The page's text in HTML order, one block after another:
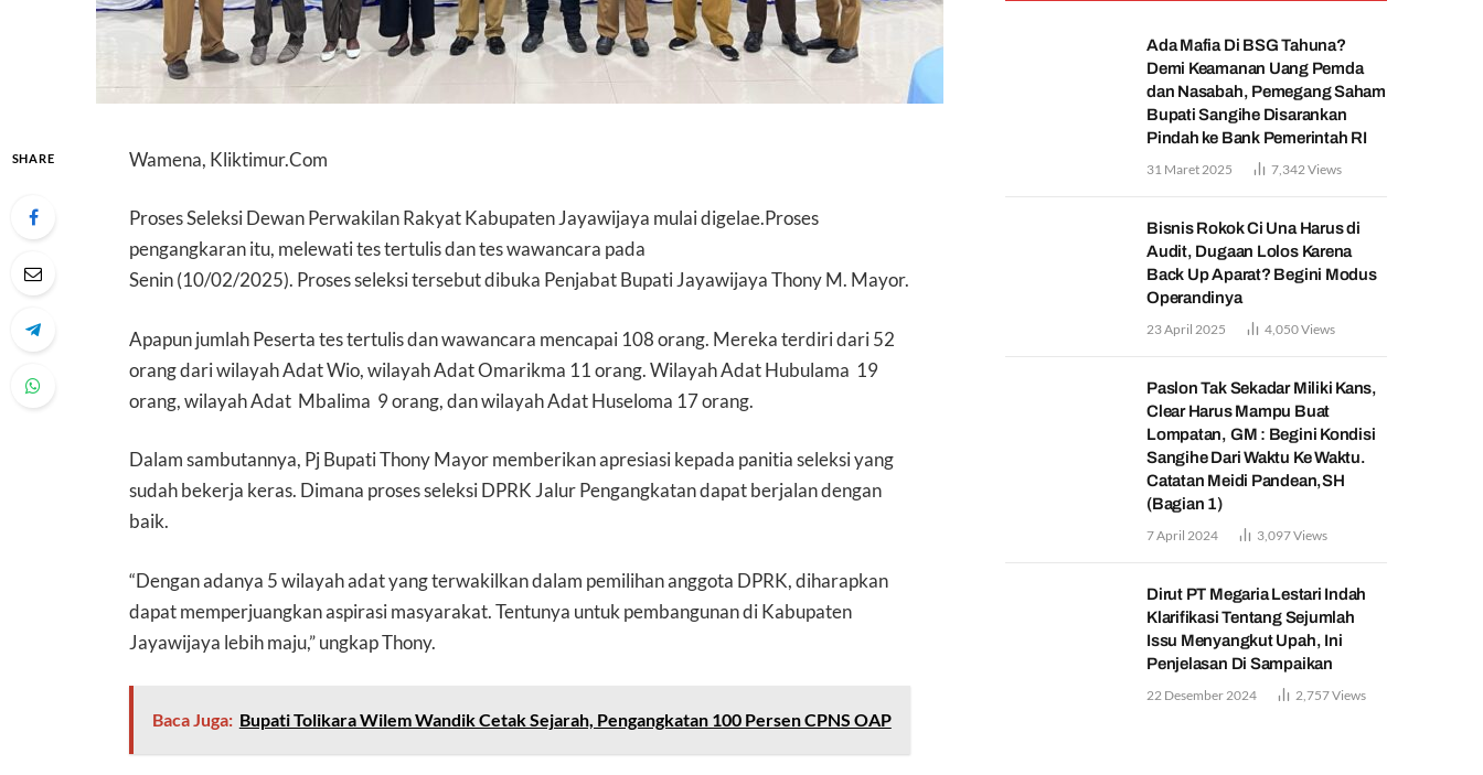
SHARE Wamena, Kliktimur.Com
Proses Seleksi Dewan Perwakilan Rakyat Kabupaten Jayawijaya mulai digelae.Proses
pengangkaran itu, melewati tes tertulis dan tes wawancara pada
Senin (10/02/2025). Proses seleksi tersebut dibuka Penjabat Bupati Jayawijaya Thony M. Mayor.
Apapun jumlah Peserta tes tertulis dan wawancara mencapai 108 orang. Mereka terdiri dari 52
orang dari wilayah Adat Wio, wilayah Adat Omarikma 11 orang. Wilayah Adat Hubulama 19
orang, wilayah Adat Mbalima 9 orang, dan wilayah Adat Huseloma 17 orang.
Dalam sambutannya, Pj Bupati Thony Mayor memberikan apresiasi kepada panitia seleksi yang
sudah bekerja keras. Dimana proses seleksi DPRK Jalur Pengangkatan dapat berjalan dengan
baik.
“Dengan adanya 5 wilayah adat yang terwakilkan dalam pemilihan anggota DPRK, diharapkan
dapat memperjuangkan aspirasi masyarakat. Tentunya untuk pembangunan di Kabupaten
Jayawijaya lebih maju,” ungkap Thony.
Baca Juga: Bupati Tolikara Wilem Wandik Cetak Sejarah, Pengangkatan 100 Persen CPNS OAP
Ada Mafia Di BSG Tahuna?
Demi Keamanan Uang Pemda
dan Nasabah, Pemegang Saham
Bupati Sangihe Disarankan
Pindah ke Bank Pemerintah RI
31 Maret 2025 7,342 Views
Bisnis Rokok Ci Una Harus di
Audit, Dugaan Lolos Karena
Back Up Aparat? Begini Modus
Operandinya
23 April 2025 4,050Views
Paslon Tak Sekadar Miliki Kans,
Clear Harus Mampu Buat
Lompatan, GM : Begini Kondisi
Sangihe Dari Waktu Ke Waktu.
Catatan Meidi Pandean,SH
(Bagian 1)
7 April 2024 3,097Views
Dirut PT Megaria Lestari Indah
Klarifikasi Tentang Sejumlah
Issu Menyangkut Upah, Ini
Penjelasan Di Sampaikan
22 Desember 2024 2,757Views